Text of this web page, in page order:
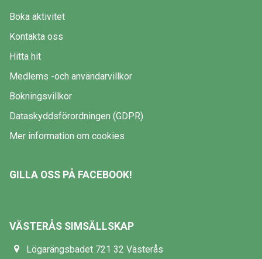
Boka aktivitet
Kontakta oss
Hitta hit
Medlems -och användarvillkor
Bokningsvillkor
Dataskyddsförordningen (GDPR)
Mer information om cookies
GILLA OSS PÅ FACEBOOK!
VÄSTERÅS SIMSÄLLSKAP
Lögarängsbadet 721 32 Västerås